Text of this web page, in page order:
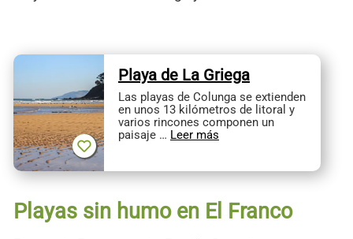
Playa de La Griega
Las playas de Colunga se extienden
en unos 13 kilómetros de litoral y
varios rincones componen un
paisaje … Leer más
Playas sin humo en El Franco